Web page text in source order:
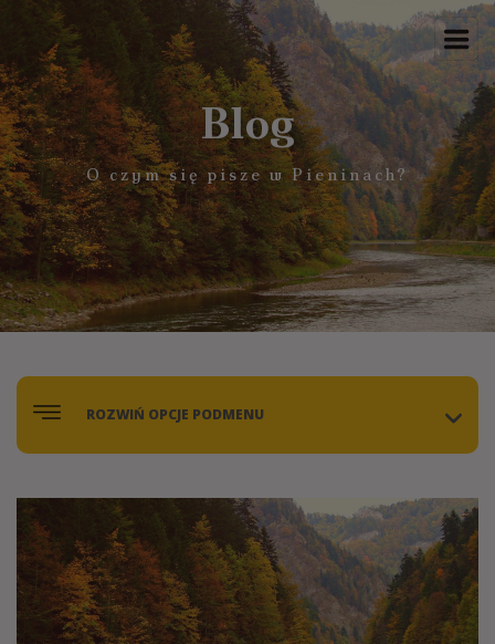
Blog
O czym się pisze w Pieninach?
ROZWIŃ OPCJE PODMENU